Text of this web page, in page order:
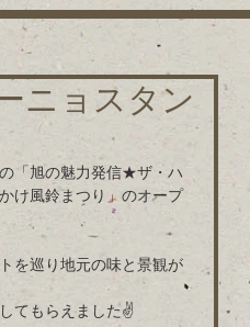
ニョスタン
「旭の魅力発信★ザ・ハ
け風鈴まつり」のオープ
を巡り地元の味と景観が
てもらえました✌